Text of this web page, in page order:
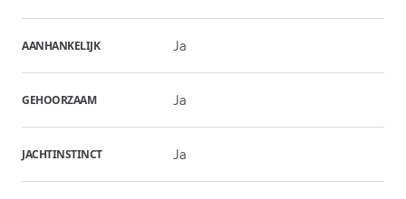
AANHANKELIJK Ja
GEHOORZAAM Ja
JACHTINSTINCT Ja